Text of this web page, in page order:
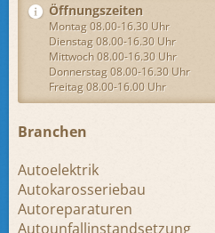
Öffnungszeiten
Montag 08.00-16.30 Uhr
Dienstag 08.00-16.30 Uhr
Mittwoch 08.00-16.30 Uhr
Donnerstag 08.00-16.30 Uhr
Freitag 08.00-16.00 Uhr
Branchen
Autoelektrik
Autokarosseriebau
Autoreparaturen
Autounfallinstandsetzung